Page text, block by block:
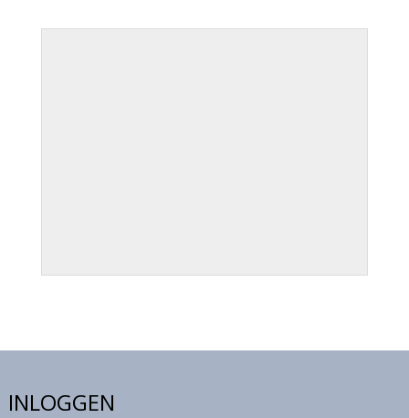
INLOGGEN